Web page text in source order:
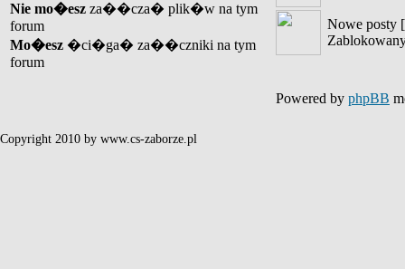
Nie mo�esz za��cza� plik�w na tym
forum
Mo�esz �ci�ga� za��czniki na tym
forum
Nowe posty [
Powered by phpBB
Copyright 2010 by www.cs-zaborze.pl